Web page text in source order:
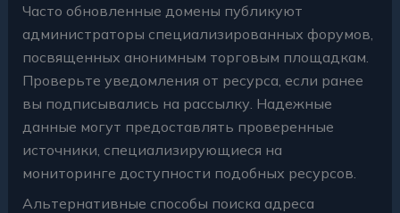
Часто обновленные домены публикуют
администраторы специализированных форумов,
посвященных анонимным торговым площадкам.
Проверьте уведомления от ресурса, если ранее
вы подписывались на рассылку. Надежные
данные могут предоставлять проверенные
источники, специализирующиеся на
мониторинге доступности подобных ресурсов.
Альтернативные способы поиска адреса